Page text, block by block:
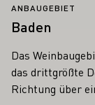
ANBAUGEBIET
Baden
Das
das drittgrößte
Richtung über